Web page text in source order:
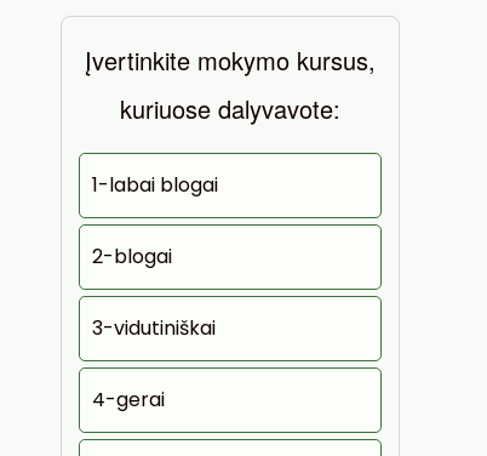
Įvertinkite mokymo kursus,
kuriuose dalyvavote:
1-labai blogai
2-blogai
3-vidutiniškai
4-gerai